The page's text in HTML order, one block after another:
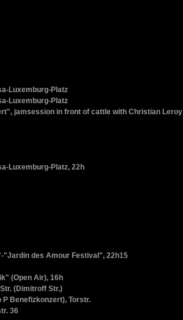
Luxemburg-Platz
Luxemburg-Platz
jamsession in front of cattle with Christian Leroy
Luxemburg-Platz, 22h
"Jardin des Amour Festival", 22h15
(Open Air), 16h
(Dimitroff Str.)
Benefizkonzert), Torstr.
36